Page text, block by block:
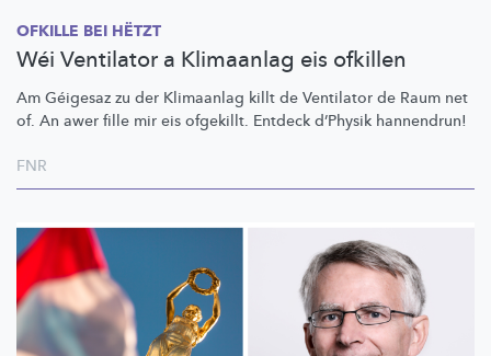
OFKILLE BEI HËTZT
Wéi Ventilator a Klimaanlag eis ofkillen
Am Géigesaz zu der Klimaanlag killt de Ventilator de Raum net
of. An awer fille mir eis ofgekillt. Entdeck d’Physik hannendrun!
FNR